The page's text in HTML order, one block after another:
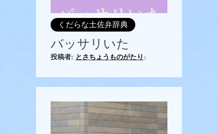
くだらな土佐弁辞典
バッサリいた
投稿者: とさちょうものがたり